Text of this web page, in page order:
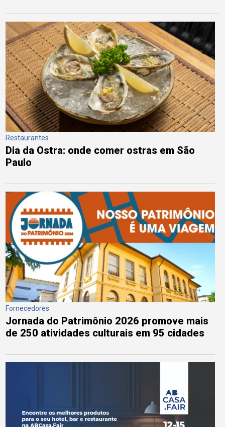
Restaurantes
Dia da Ostra: onde comer ostras em São
Paulo
Fornecedores
Jornada do Patrimônio 2026 promove mais
de 250 atividades culturais em 95 cidades